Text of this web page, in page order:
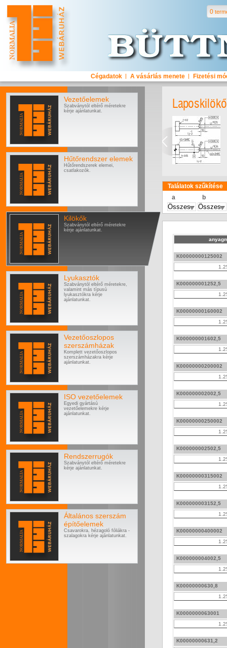
0
Cégadatok A vásárlás menete Fizetési
Vezetőelemek
Szabványtól eltérő méretekre
kérje ajánlatunkat.
Hűtőrendszer elemek
Hűtőrendszerek elemei,
csatlakozók.
Kilökők
Szabványtól eltérő méretekre
kérje ajánlatunkat.
Lyukasztók
Szabványtól eltérő méretekre,
valamint más típusú
lyukasztókra kérje
ajánlatunkat.
Vezetőoszlopos
szerszámházak
Komplett vezetőoszlopos
szerszámházakra kérje
ajánlatunkat.
ISO vezetőelemek
Egyedi gyártású
vezetőelemekre kérje
ajánlatunkat.
Rendszerrugók
Szabványtól eltérő méretekre
kérje ajánlatunkat.
Általános szerszám
építőelemek
Csavarokra, hézagoló fóliákra -
szalagokra kérje ajánlatunkat.
Találatok szűkítése
a
b
K00000000125002
K000000001252,5
K00000000160002
K000000001602,5
K00000000200002
K000000002002,5
K00000000250002
K000000002502,5
K00000000315002
K000000003152,5
K00000000400002
K000000004002,5
K00000000630,8
K0000000063001
K00000000631,2